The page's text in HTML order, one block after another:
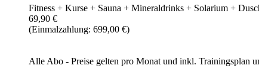
Fitness + Kurse + Sauna + Mineraldrinks + Solarium +
69,90 €
(Einmalzahlung: 699,00 €)
Alle Abo - Preise gelten pro Monat und inkl. Trainingsplan